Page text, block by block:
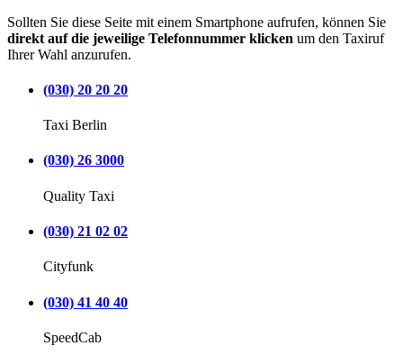
Sollten Sie diese Seite mit einem Smartphone aufrufen, können Sie
direkt auf die jeweilige Telefonnummer klicken um den Taxiruf
Ihrer Wahl anzurufen.
(030) 20 20 20
Taxi Berlin
(030) 26 3000
Quality Taxi
(030) 21 02 02
Cityfunk
(030) 41 40 40
SpeedCab